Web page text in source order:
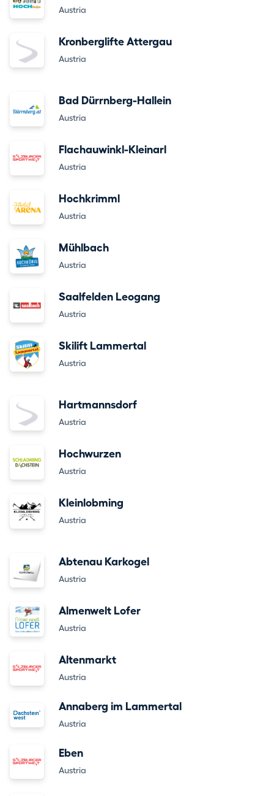
Austria
Kronberglifte Attergau
Austria
Bad Dürrnberg-Hallein
Austria
Flachauwinkl-Kleinarl
Austria
Hochkrimml
Austria
Mühlbach
Austria
Saalfelden Leogang
Austria
Skilift Lammertal
Austria
Hartmannsdorf
Austria
Hochwurzen
Austria
Kleinlobming
Austria
Abtenau Karkogel
Austria
Almenwelt Lofer
Austria
Altenmarkt
Austria
Annaberg im Lammertal
Austria
Eben
Austria